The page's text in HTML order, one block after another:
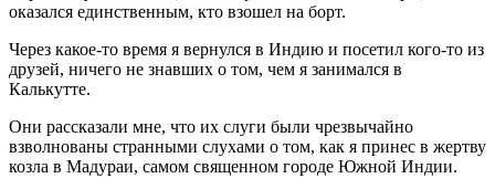
оказался единственным, кто взошел на борт.
Через какое-то время я вернулся в Индию и посетил кого-то из
друзей, ничего не знавших о том, чем я занимался в
Калькутте.
Они рассказали мне, что их слуги были чрезвычайно
взволнованы странными слухами о том, как я принес в жертву
козла в Мадураи, самом священном городе Южной Индии.